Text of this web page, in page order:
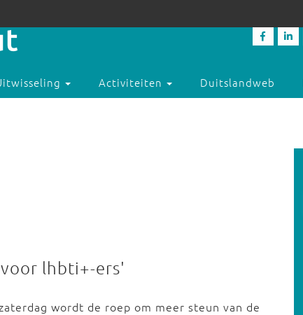
Activiteiten Duitslandweb
lhbti+-ers'
wordt de roep om meer steun van de